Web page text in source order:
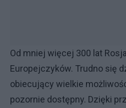
Od mniej więcej 300 lat
Europejczyków. Trudno się
obiecujący wielkie
pozornie dostępny. Dzięki